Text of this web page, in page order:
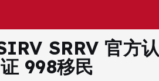
证 998移民